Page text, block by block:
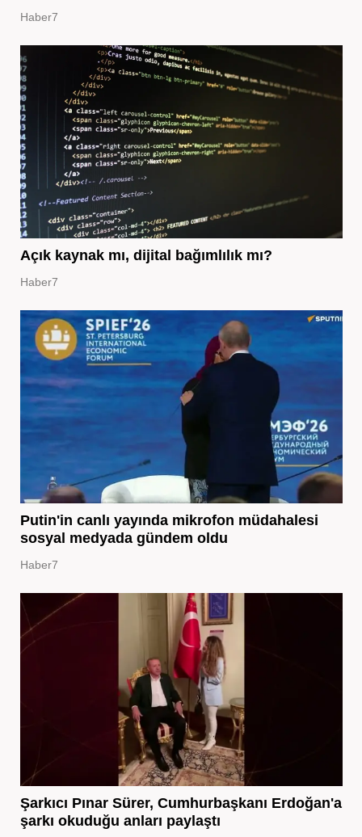
Haber7
Açık kaynak mı, dijital bağımlılık mı?
Haber7
Putin'in canlı yayında mikrofon müdahalesi
sosyal medyada gündem oldu
Haber7
Şarkıcı Pınar Sürer, Cumhurbaşkanı Erdoğan'a
şarkı okuduğu anları paylaştı